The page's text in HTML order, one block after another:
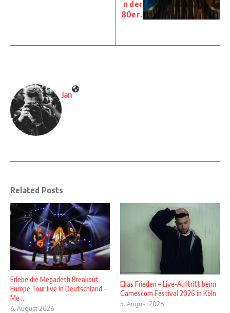
n der
80er.
Jan
Related Posts
Erlebe die Megadeth Breakout
Europe Tour live in Deutschland –
Me ...
6. August 2026
Elias Frieden – Live-Auftritt beim
Gamescom Festival 2026 in Köln
5. August 2026